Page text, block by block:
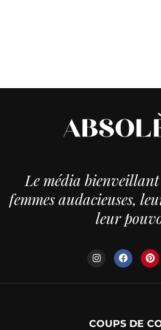
Le média bienveillant
femmes audacieuses,
leur
COUPS DE